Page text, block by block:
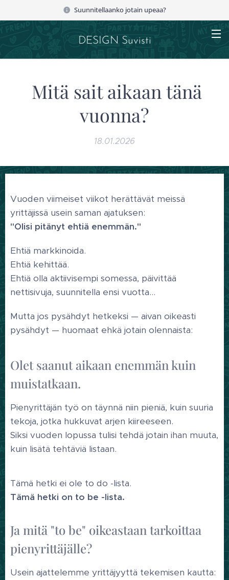
Suunnitellaanko jotain upeaa?
DESIGN Suvisti
Mitä sait aikaan tänä
vuonna?
18.01.2026
Vuoden viimeiset viikot herättävät meissä
yrittäjissä usein saman ajatuksen:
"Olisi pitänyt ehtiä enemmän."
Ehtiä markkinoida.
Ehtiä kehittää.
Ehtiä olla aktiivisempi somessa, päivittää
nettisivuja, suunnitella ensi vuotta…
Mutta jos pysähdyt hetkeksi — aivan oikeasti
pysähdyt — huomaat ehkä jotain olennaista:
Olet saanut aikaan enemmän kuin
muistatkaan.
Pienyrittäjän työ on täynnä niin pieniä, kuin suuria
tekoja, jotka hukkuvat arjen kiireeseen.
Siksi vuoden lopussa tulisi tehdä jotain ihan muuta,
kuin lisätä tehtäviä listaan.
Tämä hetki ei ole to do -lista.
Tämä hetki on to be -lista.
Ja mitä "to be" oikeastaan tarkoittaa
pienyrittäjälle?
Usein ajattelemme yrittäjyyttä tekemisen kautta: